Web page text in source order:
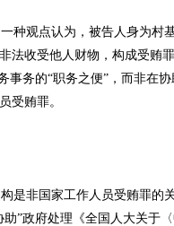
种观点认为，被告人身为村
法收受他人财物，构成受贿
事务的“职务之便”，而非在
受贿罪。
是非国家工作人员受贿罪的
”政府处理《全国人大关于